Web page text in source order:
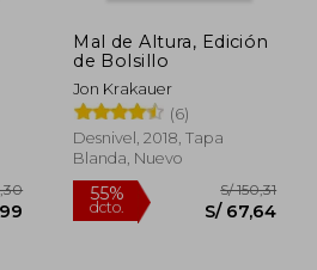
Mal de Altura, Edición
de Bolsillo
Jon Krakauer
(6)
Desnivel, 2018, Tapa
Blanda, Nuevo